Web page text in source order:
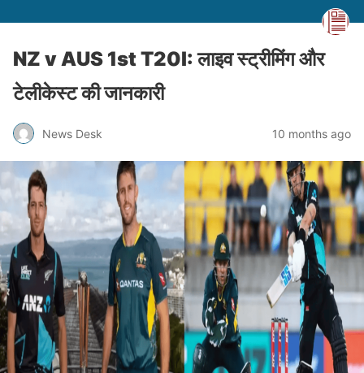
NZ v AUS 1st T20I: लाइव स्ट्रीमिंग और
टेलीकेस्ट की जानकारी
News Desk 10 months ago